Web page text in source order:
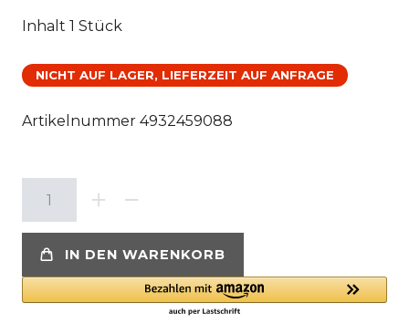
Inhalt 1 Stück
NICHT AUF LAGER, LIEFERZEIT AUF ANFRAGE
Artikelnummer 4932459088
IN DEN WARENKORB